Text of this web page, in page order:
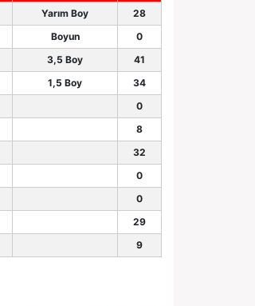
Yarım Boy
28
Boyun
0
3,5 Boy
41
1,5 Boy
34
0
8
32
0
0
29
9